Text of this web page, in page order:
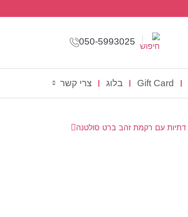
050-5993025
Gift Card בלוג צרי קשר